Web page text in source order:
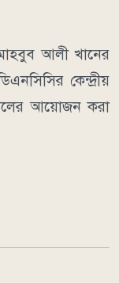
আলী খানের
কেন্দ্রীয়
আয়োজন করা